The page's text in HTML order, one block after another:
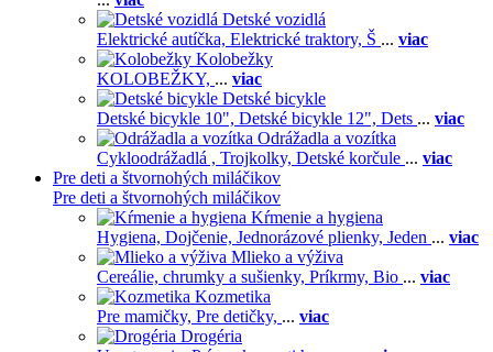
Detské vozidlá
Elektrické autíčka, Elektrické traktory, Š ... viac
Kolobežky
KOLOBEŽKY, ... viac
Detské bicykle
Detské bicykle 10", Detské bicykle 12", Dets ... viac
Odrážadla a vozítka
Cykloodrážadlá , Trojkolky, Detské korčule ... viac
Pre deti a štvornohých miláčikov
Pre deti a štvornohých miláčikov
Kŕmenie a hygiena
Hygiena, Dojčenie, Jednorázové plienky, Jeden ... viac
Mlieko a výživa
Cereálie, chrumky a sušienky, Príkrmy, Bio ... viac
Kozmetika
Pre mamičky, Pre detičky, ... viac
Drogéria